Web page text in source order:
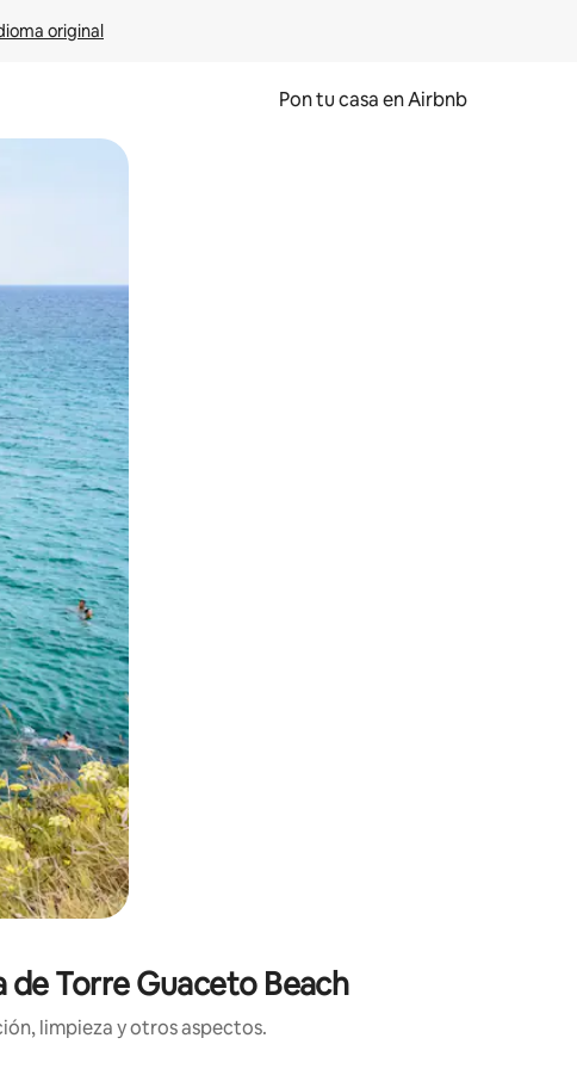
original
Pon tu casa en Airbnb
o desliza el dedo.
Torre Guaceto Beach
limpieza y otros aspectos.